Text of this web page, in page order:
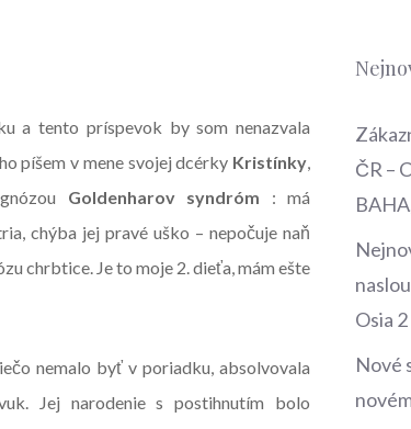
a tento príspevok by som nenazvala
píšem v mene svojej dcérky Kristínky,
Goldenharov syndróm : má
chýba jej pravé uško – nepočuje naň
chrbtice. Je to moje 2. dieťa, mám ešte
nemalo byť v poriadku, absolvovala
Jej narodenie s postihnutím bolo
ČR –
Osia
Nové